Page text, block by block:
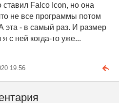
ставил Falco Icon, но она
не все программы потом
эта - в самый раз. И размер
с ней когда-то уже...
19:56